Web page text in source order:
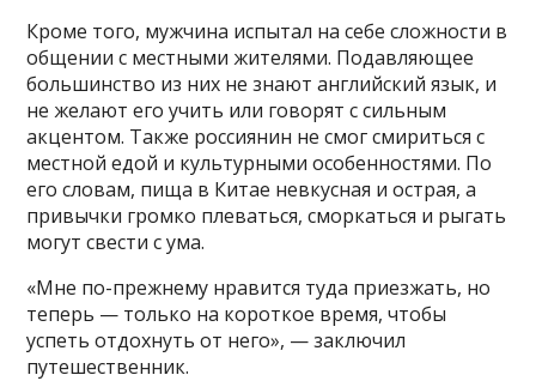
Кроме того, мужчина испытал на себе сложности в
общении с местными жителями. Подавляющее
большинство из них не знают английский язык, и
не желают его учить или говорят с сильным
акцентом. Также россиянин не смог смириться с
местной едой и культурными особенностями. По
его словам, пища в Китае невкусная и острая, а
привычки громко плеваться, сморкаться и рыгать
могут свести с ума.
«Мне по-прежнему нравится туда приезжать, но
теперь — только на короткое время, чтобы
успеть отдохнуть от него», — заключил
путешественник.